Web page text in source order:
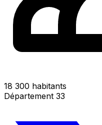
18 300 habitants
Département 33